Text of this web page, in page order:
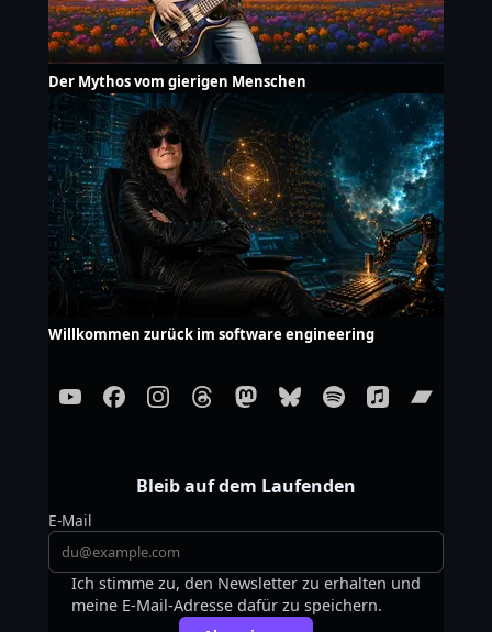
Der Mythos vom gierigen Menschen
Willkommen zurück im software engineering
Bleib auf dem Laufenden
E-Mail
Ich stimme zu, den Newsletter zu erhalten und
meine E-Mail-Adresse dafür zu speichern.